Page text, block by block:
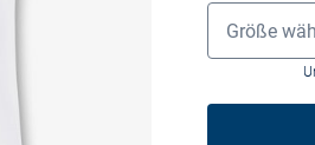
Größenauswahl
Größe